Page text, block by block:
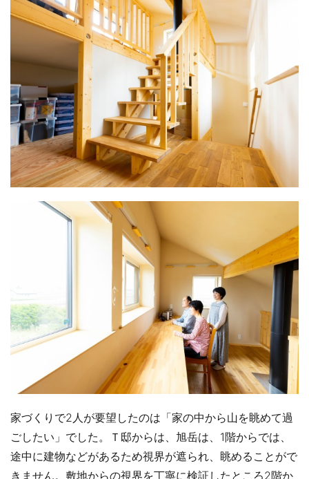
家づくりで2人が要望したのは「家の中から山を眺めて過
ごしたい」でした。Ｔ邸からは、旭岳は、1階からでは、
途中に建物などがあるため視界が遮られ、眺めることがで
きません。敷地からの視界を丁寧に検証したところ2階か